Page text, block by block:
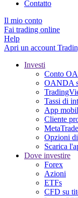
Contatto
Il mio conto
Fai trading online
Help
Apri un account
Investi
Conto
OANDA
Tassi di
App
Cliente
Opzioni
Scarica
Dove investire
Forex
Azioni
ETFs
CFD su